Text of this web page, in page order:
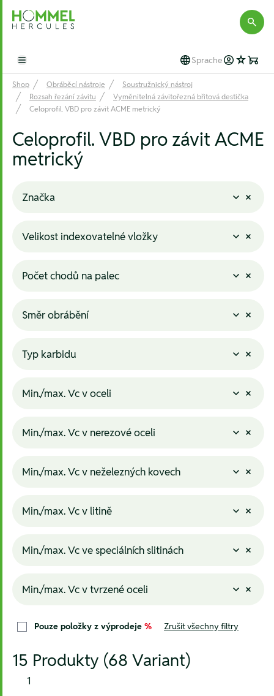
Hommel Hercules
Open main menu Sprache
Shop Obráběcí nástroje
Soustružnický nástroj
Rozsah řezání závitu
Vyměnitelná závitořezná břitová destička
Celoprofil. VBD pro závit ACME metrický
Celoprofil. VBD pro závit ACME
metrický
Značka
Velikost indexovatelné vložky
Počet chodů na palec
Směr obrábění
Typ karbidu
Min./max. Vc v oceli
Min./max. Vc v nerezové oceli
Min./max. Vc v neželezných kovech
Min./max. Vc v litině
Min./max. Vc ve speciálních slitinách
Min./max. Vc v tvrzené oceli
Pouze položky z výprodeje % Zrušit všechny filtry
15 Produkty (68 Variant)
1